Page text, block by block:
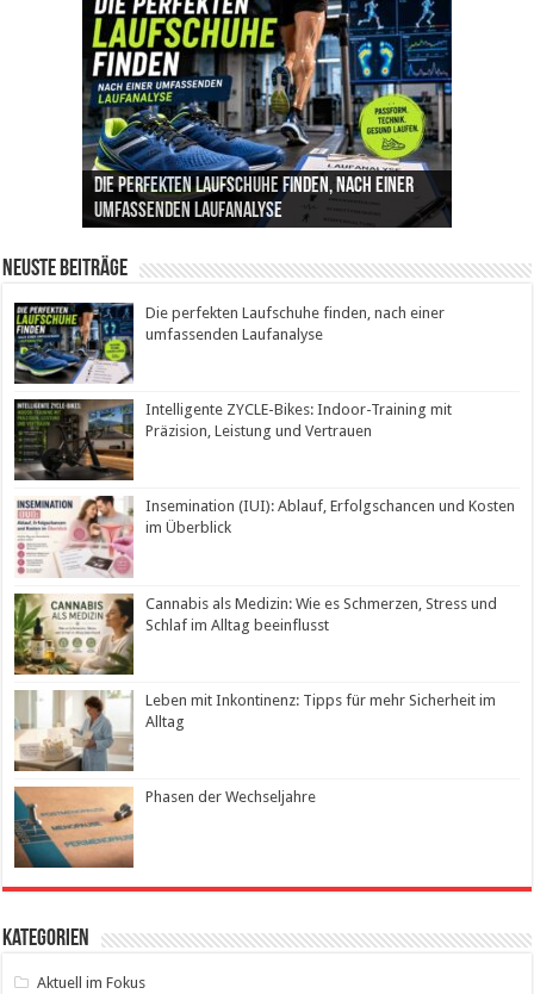
Die perfekten Laufschuhe finden, nach einer
umfassenden Laufanalyse
Intelligente ZYCLE-Bikes: Indoor-Training mit
Präzision, Leistung und Vertrauen
Insemination (IUI): Ablauf, Erfolgschancen und
Kosten im Überblick
Cannabis als Medizin: Wie es Schmerzen, Stress
und Schlaf im Alltag beeinflusst
Leben mit Inkontinenz: Tipps für mehr
Sicherheit im Alltag
Neuste Beiträge
Die perfekten Laufschuhe finden, nach einer
umfassenden Laufanalyse
Intelligente ZYCLE-Bikes: Indoor-Training mit
Präzision, Leistung und Vertrauen
Insemination (IUI): Ablauf, Erfolgschancen und Kosten
im Überblick
Cannabis als Medizin: Wie es Schmerzen, Stress und
Schlaf im Alltag beeinflusst
Leben mit Inkontinenz: Tipps für mehr Sicherheit im
Alltag
Phasen der Wechseljahre
Kategorien
Aktuell im Fokus